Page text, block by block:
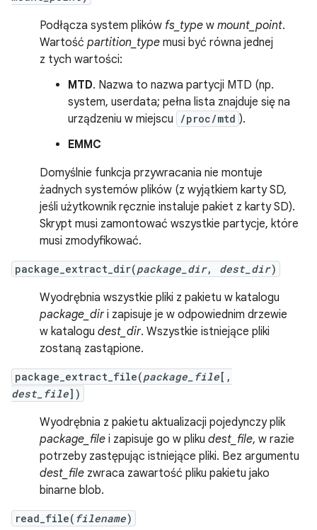
Podłącza system plików fs_type w mount_point.
Wartość partition_type musi być równa jednej
z tych wartości:
MTD. Nazwa to nazwa partycji MTD (np.
system, userdata; pełna lista znajduje się na
urządzeniu w miejscu
/proc/mtd ).
EMMC
Domyślnie funkcja przywracania nie montuje
żadnych systemów plików (z wyjątkiem karty SD,
jeśli użytkownik ręcznie instaluje pakiet z karty SD).
Skrypt musi zamontować wszystkie partycje, które
musi zmodyfikować.
package_extract_dir(package_dir, dest_dir)
Wyodrębnia wszystkie pliki z pakietu w katalogu
package_diri zapisuje je w odpowiednim drzewie
w katalogu dest_dir. Wszystkie istniejące pliki
zostaną zastąpione.
package_extract_file(package_file[,
dest_file])
Wyodrębnia z pakietu aktualizacji pojedynczy plik
package_file i zapisuje go w pliku dest_file, w razie
potrzeby zastępując istniejące pliki. Bez argumentu
dest_file zwraca zawartość pliku pakietu jako
binarne blob.
read_file( filename)